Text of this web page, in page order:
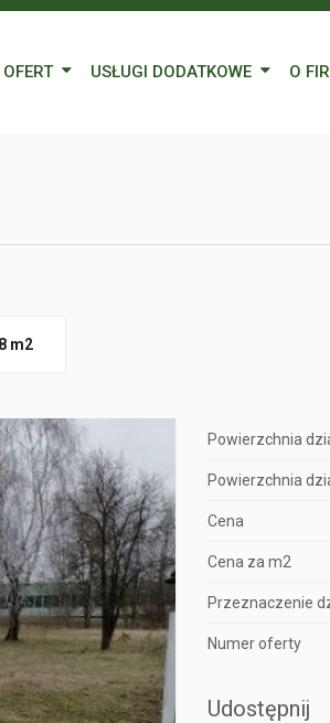
USŁUGI DODATKOWE O
m2
Powierzchnia
Powierzchnia
Cena
Cena za m2
Przeznaczenie
Numer oferty
Udostępnij